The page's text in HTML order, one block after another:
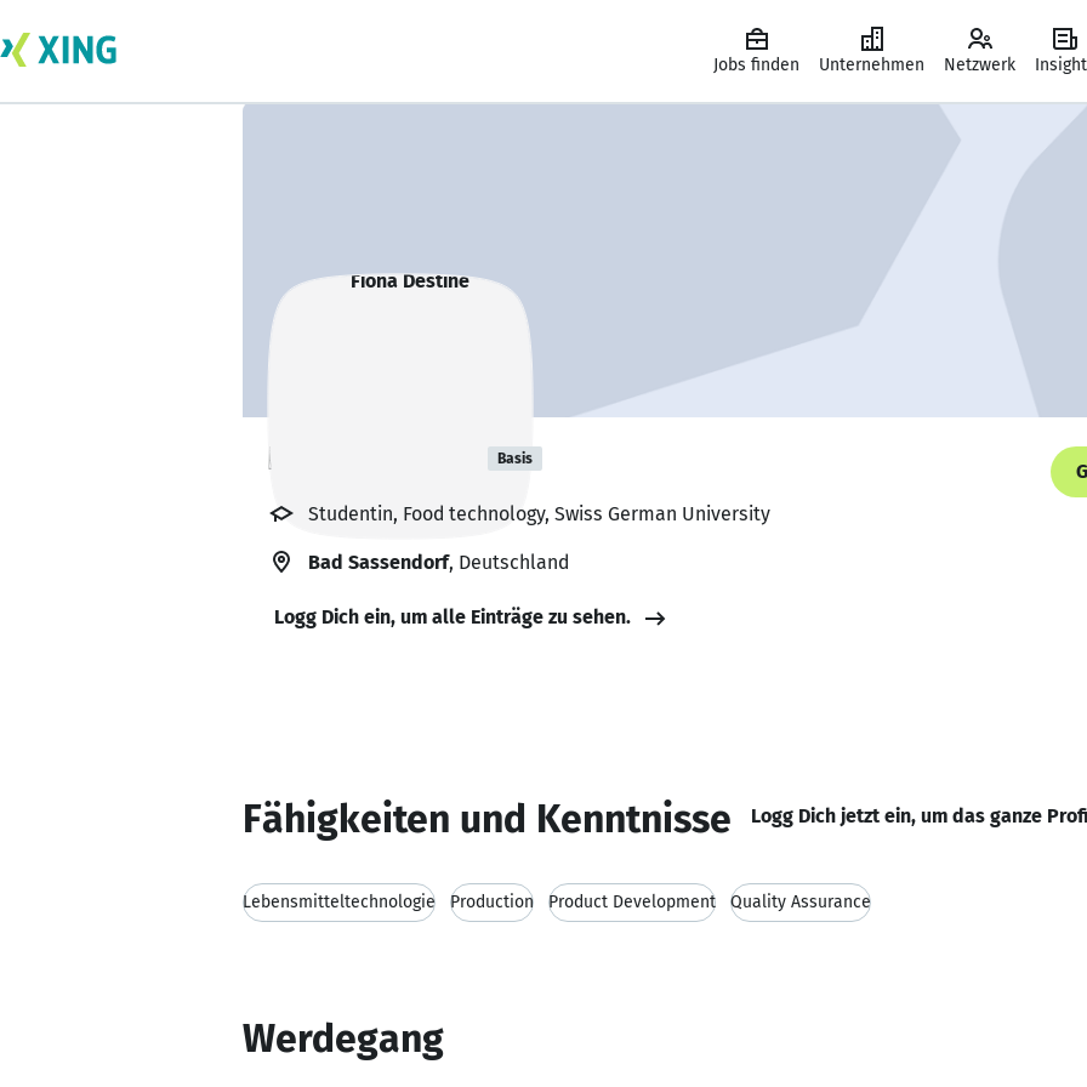
Jobs finden Unternehmen Netzwerk
Fiona Destine Basis
Studentin, Food technology, Swiss German University
Bad Sassendorf, Deutschland
Logg Dich ein, um alle Einträge zu sehen.
Fähigkeiten und Kenntnisse Logg Dich jetzt ein, um das ganze
Lebensmitteltechnologie Production Product Development Quality Assurance
Werdegang